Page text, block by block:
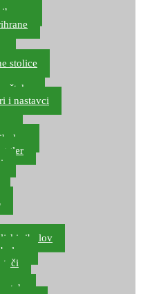
stolice
šteku
i nastavci
ribolov